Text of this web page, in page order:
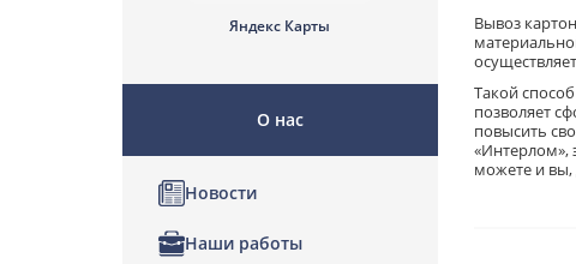
Вывоз
Такой
позволяет
повысить
«Интерлом»,
можете и вы,
Яндекс Карты
О нас
Новости
Наши работы